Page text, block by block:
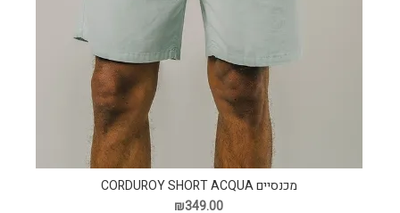
מכנסיים CORDUROY SHORT ACQUA
₪349.00